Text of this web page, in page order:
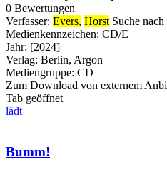
0 Bewertungen
Verfasser: Evers, Horst Suche
Medienkennzeichen: CD/E
Jahr: [2024]
Verlag: Berlin, Argon
Mediengruppe: CD
Zum Download von externem
Tab geöffnet
lädt
Bumm!